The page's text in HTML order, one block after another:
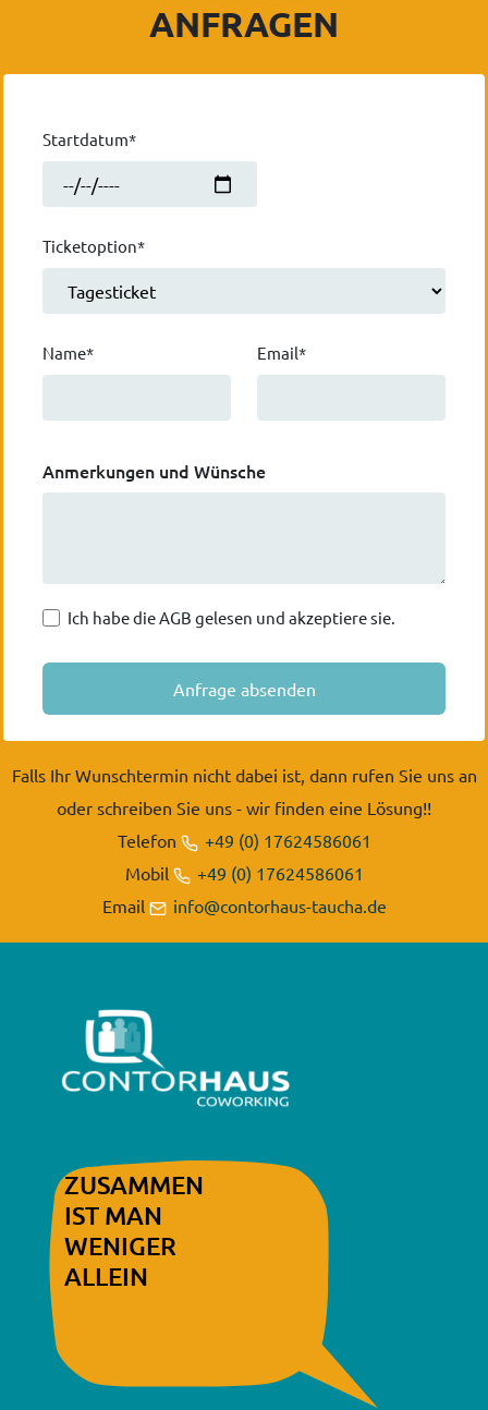
ANFRAGEN
Startdatum*
Ticketoption*
Name* Email*
Anmerkungen und Wünsche
Ich habe die AGB gelesen und akzeptiere sie.
Falls Ihr Wunschtermin nicht dabei ist, dann rufen Sie uns an
oder schreiben Sie uns - wir finden eine Lösung!!
Telefon
+49 (0) 17624586061
Mobil
+49 (0) 17624586061
Email
info@contorhaus-taucha.de
ZUSAMMEN
IST MAN
WENIGER
ALLEIN